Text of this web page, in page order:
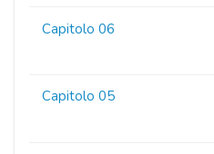
Capitolo 06
Capitolo 05